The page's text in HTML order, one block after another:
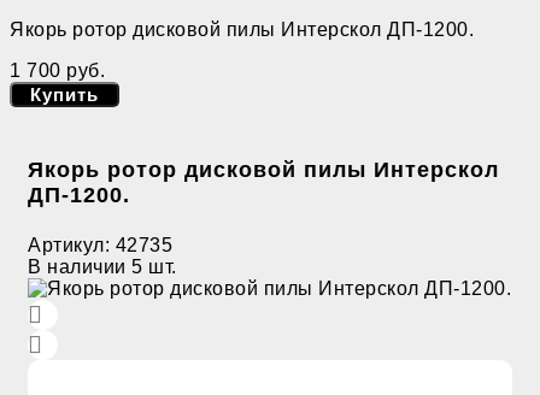
Якорь ротор дисковой пилы Интерскол ДП-1200.
1 700 руб.
Купить
Якорь ротор дисковой пилы Интерскол
ДП-1200.
Артикул: 42735
В наличии 5 шт.